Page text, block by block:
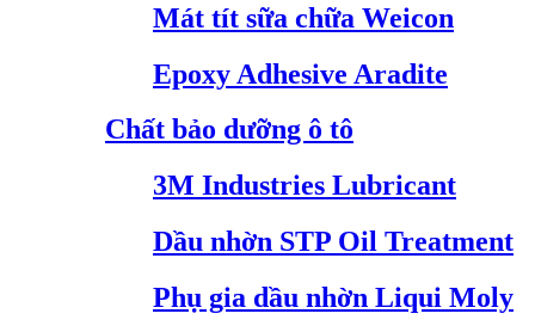
Mát tít sữa chữa Weicon
Epoxy Adhesive Aradite
Chất bảo dưỡng ô tô
3M Industries Lubricant
Dầu nhờn STP Oil Treatment
Phụ gia dầu nhờn Liqui Moly